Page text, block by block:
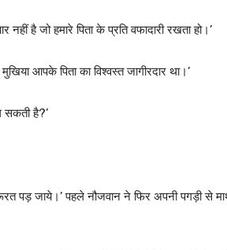
नहीं है जो हमारे पिता के प्रति वफादारी रखता हो।’
आपके पिता का विश्वस्त जागीरदार था।’
सकती है?’
पड़ जाये।’ पहले नौजवान ने फिर अपनी पगड़ी से